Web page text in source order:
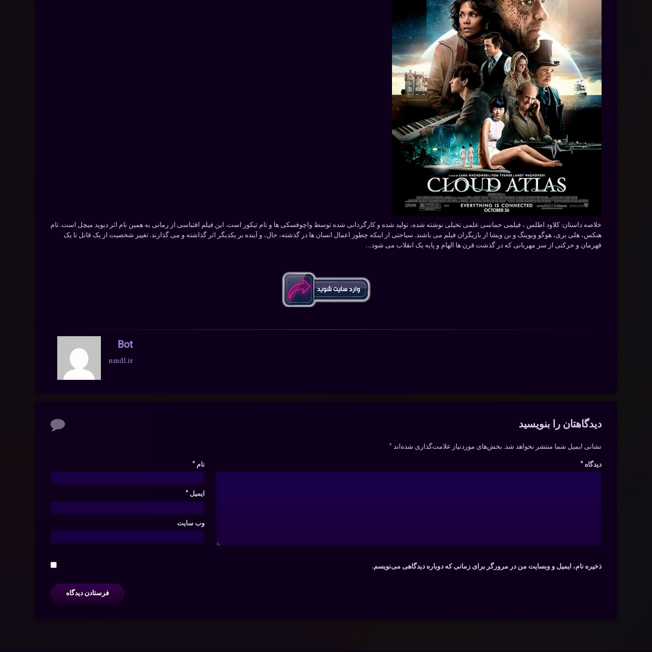
خلاصه داستان:کلاود اطلس ، فیلمی حماسی علمی تخیلی نوشته شده، تولید شده و کارگردانی شده توسط واچوفسکی‌ ها و تام تیکور است. این فیلم اقتباسی از رمانی به همین نام اثر دیوید میچل است. تام
هنکس، هلی بری، هوگو ویوینگ و بن ویشا از بازیگران فیلم می باشند. سیاحتی از اینکه چطور اعمال انسان ها در گذشته، حال، و آینده بر یکدیگر اثر گذاشته و می گذارند. تغییر شخصیت از یک قاتل تا یک
قهرمان و حرکتی از سر مهربانی که در گذشت قرن ها الهام و پایه یک انقلاب می شود…
Bot
nmdl.ir
دیدگاه‌ها
دیدگاهتان را بنویسید
نشانی ایمیل شما منتشر نخواهد شد. بخش‌های موردنیاز علامت‌گذاری شده‌اند*
دیدگاه * نام *
ایمیل *
وب‌ سایت
ذخیره نام، ایمیل و وبسایت من در مرورگر برای زمانی که دوباره دیدگاهی می‌نویسم.